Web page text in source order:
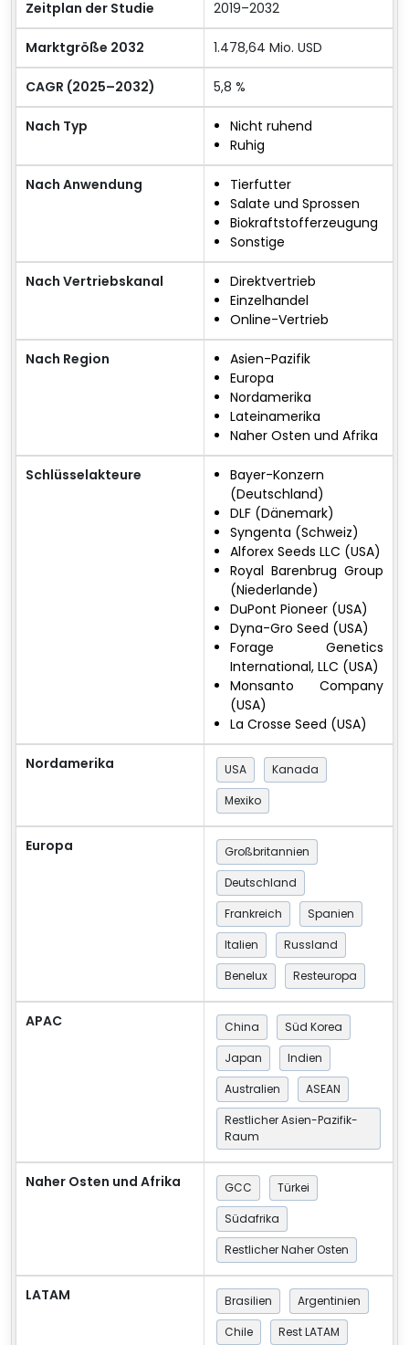
Zeitplan der Studie 2019–2032
Marktgröße 2032 1.478,64 Mio. USD
CAGR (2025–2032) 5,8 %
Nach Typ
Nicht ruhend
Ruhig
Nach Anwendung
Tierfutter
Salate und Sprossen
Biokraftstofferzeugung
Sonstige
Nach Vertriebskanal
Direktvertrieb
Einzelhandel
Online-Vertrieb
Nach Region
Asien-Pazifik
Europa
Nordamerika
Lateinamerika
Naher Osten und Afrika
Schlüsselakteure
Bayer-Konzern
(Deutschland)
DLF (Dänemark)
Syngenta (Schweiz)
Alforex Seeds LLC (USA)
Royal Barenbrug Group
(Niederlande)
DuPont Pioneer (USA)
Dyna-Gro Seed (USA)
Forage Genetics
International, LLC (USA)
Monsanto Company
(USA)
La Crosse Seed (USA)
Nordamerika USA
Kanada
Mexiko
Europa
Großbritannien
Deutschland
Frankreich
Spanien
Italien
Russland
Benelux
Resteuropa
APAC China
Süd Korea
Japan
Indien
Australien
ASEAN
Restlicher Asien-Pazifik-
Raum
Naher Osten und Afrika GCC
Türkei
Südafrika
Restlicher Naher Osten
LATAM Brasilien
Argentinien
Chile
Rest LATAM